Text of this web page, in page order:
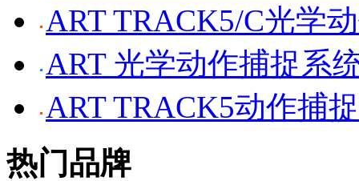
ART TRACK5/C光学
ART 光学动作捕捉系
ART TRACK5动作捕
热门品牌